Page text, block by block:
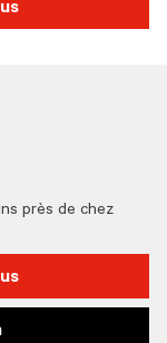
près de chez